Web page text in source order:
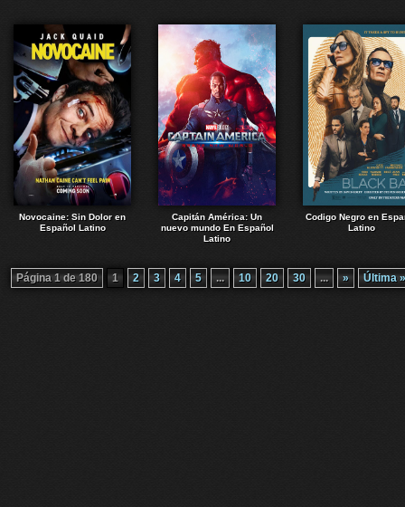
Novocaine: Sin Dolor en
Español Latino
Capitán América: Un
nuevo mundo En Español
Latino
Codigo Negro en
Latino
Página 1 de 180 1 2 3 4 5 ... 10 20 30 ... » Última »